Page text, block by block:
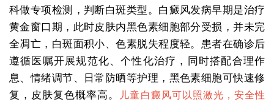
科做专项检测，判断白斑类型。白癜风发病早期是治疗
黄金窗口期，此时皮肤内黑色素细胞部分受损，并未完
全凋亡，白斑面积小、色素脱失程度轻。患者在确诊后
遵循医嘱开展规范化、个性化治疗，同时搭配合理作
息、情绪调节、日常防晒等护理，黑色素细胞可快速修
复，皮肤复色概率高。
儿童白癜风可以照激光，安全性